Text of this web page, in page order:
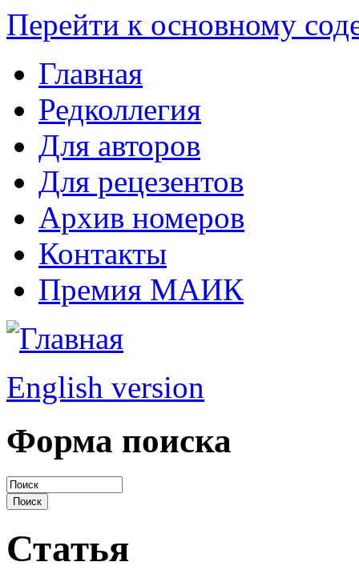
Перейти к основному
Главная
Редколлегия
Для авторов
Для рецезентов
Архив номеров
Контакты
Премия МАИК
English version
Форма поиска
Статья